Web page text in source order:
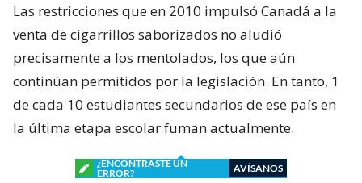
Las restricciones que en 2010 impulsó Canadá a la
venta de cigarrillos saborizados no aludió
precisamente a los mentolados, los que aún
continúan permitidos por la legislación. En tanto, 1
de cada 10 estudiantes secundarios de ese país en
la última etapa escolar fuman actualmente.
¿ENCONTRASTE UN
ERROR?
AVÍSANOS